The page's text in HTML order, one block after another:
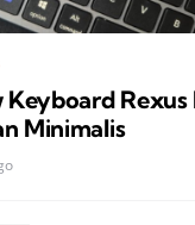
Keyboard Rexus
Minimalis